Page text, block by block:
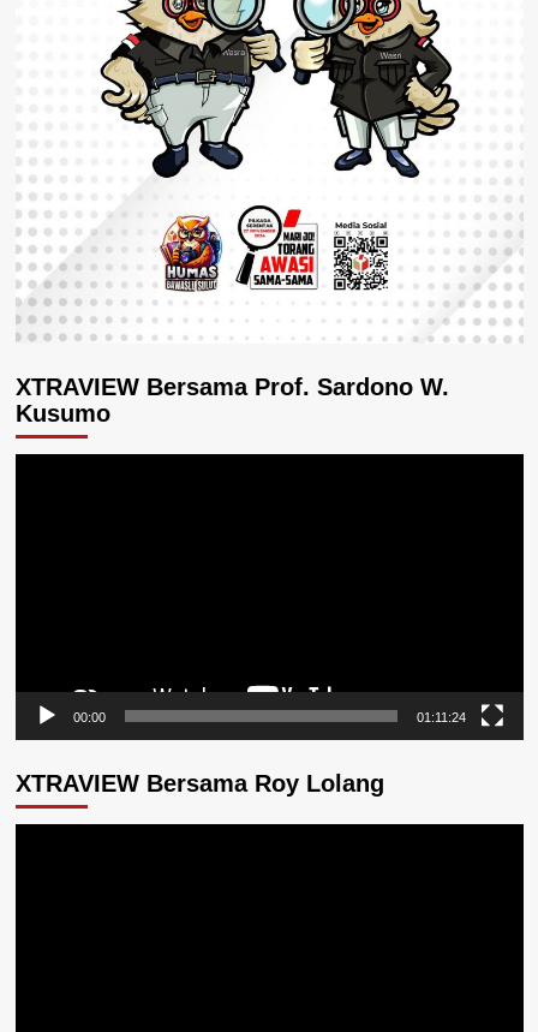
XTRAVIEW Bersama Prof. Sardono W.
Kusumo
00:00 01:11:24
XTRAVIEW Bersama Roy Lolang